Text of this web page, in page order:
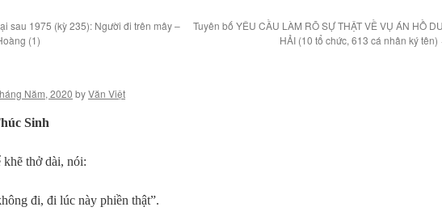
sau 1975 (kỳ 235): Người đi trên mây –
(1)
Tuyên bố YÊU CẦU LÀM RÕ SỰ THẬT VỀ VỤ ÁN HỒ
HẢI (10 tổ chức, 613 cá nhân ký tên)
Năm, 2020 byVăn Việt
Sinh
thở dài, nói:
đi, đi lúc này phiền thật”.